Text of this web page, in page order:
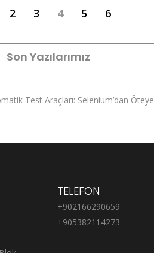
2 3 4 5 6
Son Yazılarımız
Test Araçları: Selenium’dan Öteye
TELEFON
+902166290659
+905382114273